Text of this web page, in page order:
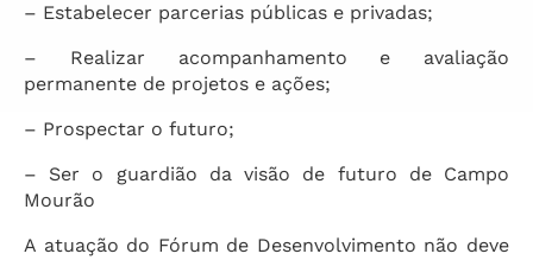
– Estabelecer parcerias públicas e privadas;
– Realizar acompanhamento e avaliação
permanente de projetos e ações;
– Prospectar o futuro;
– Ser o guardião da visão de futuro de Campo
Mourão
A atuação do Fórum de Desenvolvimento não deve